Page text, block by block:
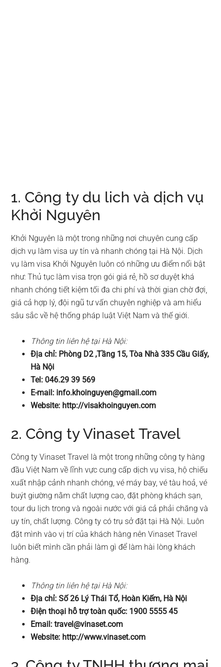
1. Công ty du lich và dịch vụ
Khởi Nguyên
Khởi Nguyên là một trong những nơi chuyên cung cấp
dịch vụ làm visa uy tín và nhanh chóng tại Hà Nội. Dịch
vụ làm visa Khởi Nguyên luôn có những ưu điểm nổi bật
như: Thủ tục làm visa trọn gói giá rẻ, hồ sơ duyệt khá
nhanh chóng tiết kiệm tối đa chi phí và thời gian chờ đợi,
giá cả hợp lý, đội ngũ tư vấn chuyên nghiệp và am hiểu
sâu sắc về hệ thống pháp luật Việt Nam và thế giới.
Thông tin liên hệ tại Hà Nội:
Địa chỉ: Phòng D2 ,Tầng 15, Tòa Nhà 335 Cầu Giấy,
Hà Nội
Tel: 046.29 39 569
E-mail: info.khoinguyen@gmail.com
Website: http://visakhoinguyen.com
2. Công ty Vinaset Travel
Công ty Vinaset Travel là một trong những công ty hàng
đầu Việt Nam về lĩnh vực cung cấp dịch vụ visa, hộ chiếu
xuất nhập cảnh nhanh chóng, vé máy bay, vé tàu hoả, vé
buýt giường nằm chất lượng cao, đặt phòng khách sạn,
tour du lịch trong và ngoài nước với giá cả phải chăng và
uy tín, chất lượng. Công ty có trụ sở đặt tại Hà Nội. Luôn
đặt mình vào vị trí của khách hàng nên Vinaset Travel
luôn biết mình cần phải làm gì để làm hài lòng khách
hàng.
Thông tin liên hệ tại Hà Nội:
Địa chỉ: Số 26 Lý Thái Tổ, Hoàn Kiếm, Hà Nội
Điện thoại hỗ trợ toàn quốc: 1900 5555 45
Email:travel@vinaset.com
Website: http://www.vinaset.com